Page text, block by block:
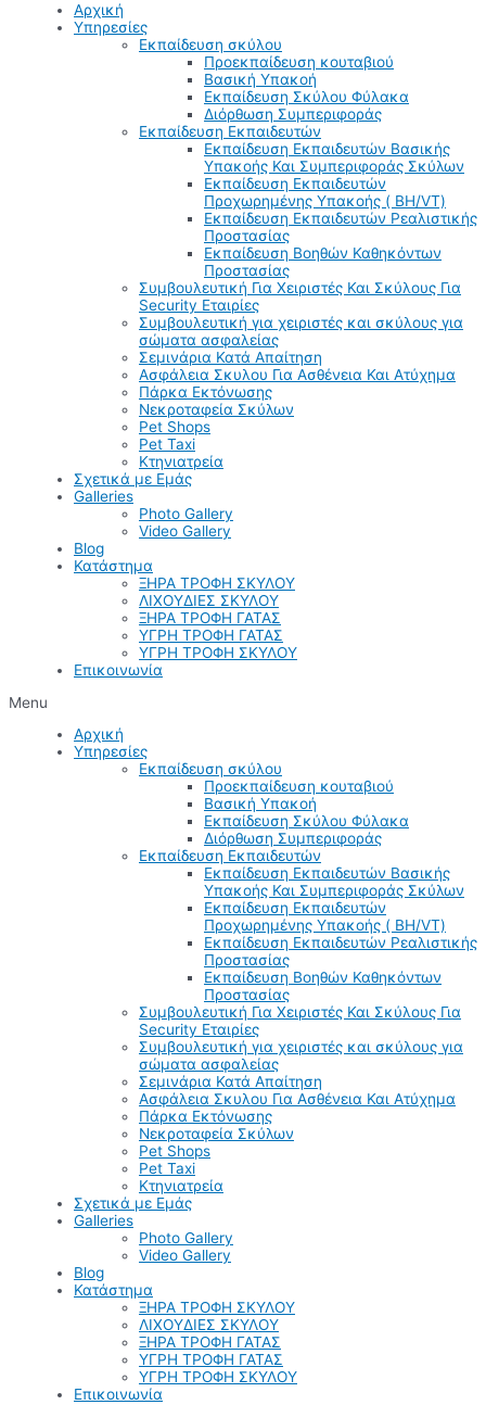
Αρχική
Υπηρεσίες
Εκπαίδευση σκύλου
Προεκπαίδευση κουταβιού
Βασική Υπακοή
Εκπαίδευση Σκύλου Φύλακα
Διόρθωση Συμπεριφοράς
Εκπαίδευση Εκπαιδευτών
Εκπαίδευση Εκπαιδευτών Βασικής
Υπακοής Και Συμπεριφοράς Σκύλων
Εκπαίδευση Εκπαιδευτών
Προχωρημένης Υπακοής ( BH/VT)
Εκπαίδευση Εκπαιδευτών Ρεαλιστικής
Προστασίας
Εκπαίδευση Βοηθών Καθηκόντων
Προστασίας
Συμβουλευτική Για Χειριστές Και Σκύλους Για
Security Εταιρίες
Συμβουλευτική για χειριστές και σκύλους για
σώματα ασφαλείας
Σεμινάρια Κατά Απαίτηση
Ασφάλεια Σκυλου Για Ασθένεια Και Ατύχημα
Πάρκα Εκτόνωσης
Νεκροταφεία Σκύλων
Pet Shops
Pet Taxi
Κτηνιατρεία
Σχετικά με Εμάς
Galleries
Photo Gallery
Video Gallery
Blog
Κατάστημα
ΞΗΡΑ ΤΡΟΦΗ ΣΚΥΛΟΥ
ΛΙΧΟΥΔΙΕΣ ΣΚΥΛΟΥ
ΞΗΡΑ ΤΡΟΦΗ ΓΑΤΑΣ
ΥΓΡΗ ΤΡΟΦΗ ΓΑΤΑΣ
ΥΓΡΗ ΤΡΟΦΗ ΣΚΥΛΟΥ
Επικοινωνία
Menu
Αρχική
Υπηρεσίες
Εκπαίδευση σκύλου
Προεκπαίδευση κουταβιού
Βασική Υπακοή
Εκπαίδευση Σκύλου Φύλακα
Διόρθωση Συμπεριφοράς
Εκπαίδευση Εκπαιδευτών
Εκπαίδευση Εκπαιδευτών Βασικής
Υπακοής Και Συμπεριφοράς Σκύλων
Εκπαίδευση Εκπαιδευτών
Προχωρημένης Υπακοής ( BH/VT)
Εκπαίδευση Εκπαιδευτών Ρεαλιστικής
Προστασίας
Εκπαίδευση Βοηθών Καθηκόντων
Προστασίας
Συμβουλευτική Για Χειριστές Και Σκύλους Για
Security Εταιρίες
Συμβουλευτική για χειριστές και σκύλους για
σώματα ασφαλείας
Σεμινάρια Κατά Απαίτηση
Ασφάλεια Σκυλου Για Ασθένεια Και Ατύχημα
Πάρκα Εκτόνωσης
Νεκροταφεία Σκύλων
Pet Shops
Pet Taxi
Κτηνιατρεία
Σχετικά με Εμάς
Galleries
Photo Gallery
Video Gallery
Blog
Κατάστημα
ΞΗΡΑ ΤΡΟΦΗ ΣΚΥΛΟΥ
ΛΙΧΟΥΔΙΕΣ ΣΚΥΛΟΥ
ΞΗΡΑ ΤΡΟΦΗ ΓΑΤΑΣ
ΥΓΡΗ ΤΡΟΦΗ ΓΑΤΑΣ
ΥΓΡΗ ΤΡΟΦΗ ΣΚΥΛΟΥ
Επικοινωνία